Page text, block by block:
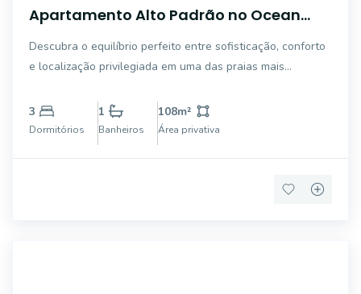
Apartamento Alto Padrão no Ocean
Lazer Completo
Descubra o equilíbrio perfeito entre sofisticação, conforto
e localização privilegiada em uma das praias mais
203 do Ocean Home Club oferece a experiência de viver
em um verdadeiro resort residenc
3
Dormitórios
1
Banheiros
108m²
Área privativa